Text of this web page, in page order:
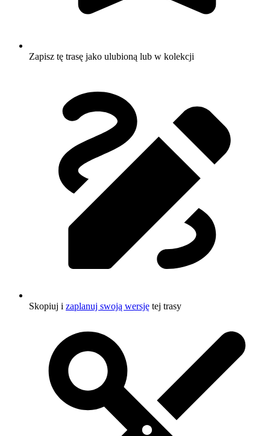
Zapisz tę trasę jako ulubioną lub w kolekcji
Skopiuj i zaplanuj swoją wersję tej trasy